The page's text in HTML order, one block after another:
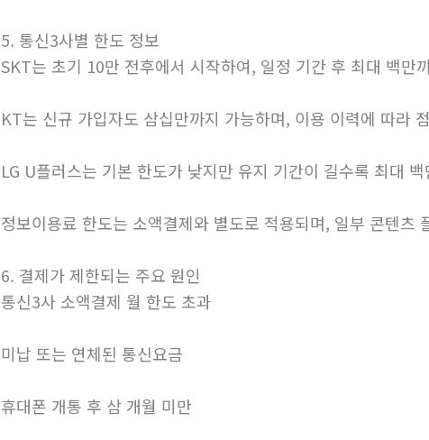
5. 통신3사별 한도 정보
SKT는 초기 10만 전후에서 시작하여, 일정 기간 후 최대 백만
KT는 신규 가입자도 삼십만까지 가능하며, 이용 이력에 따라
LG U플러스는 기본 한도가 낮지만 유지 기간이 길수록 최대
정보이용료 한도는 소액결제와 별도로 적용되며, 일부 콘텐츠
6. 결제가 제한되는 주요 원인
통신3사 소액결제 월 한도 초과
미납 또는 연체된 통신요금
휴대폰 개통 후 삼 개월 미만